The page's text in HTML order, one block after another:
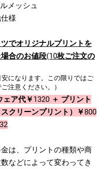
メッシュ
様
でオリジナルプリントを
合のお値段(10枚ご注文の
安になります。この限りではご
注意ください。）
ェア代￥1320 ＋ プリント
クリーンプリント）￥800
は、プリントの種類や商
などによって変わってき